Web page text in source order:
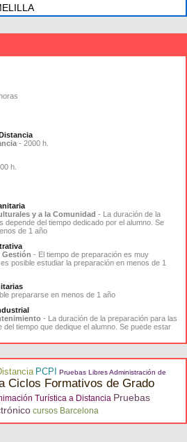
- 2000 h.
h.
y a la Comunidad - La duración de la
del tiempo dedicado por el alumno. Se
de 1 año
Gestión - El tiempo de preparación es muy
posible estudiar la preparación en menos de 1
prepararse en menos de 1 año
- La duración de la preparación para las
tiempo que dedique el alumno. Se puede estar
PCPI
Pruebas Libres Administración de
Ciclos Formativos de Grado
Turística a Distancia Pruebas
cursos Barcelona